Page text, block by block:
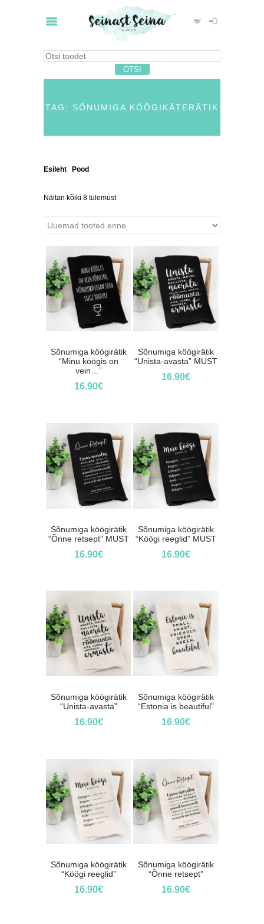
TAG: SÕNUMIGA KÖÖGIKÄTERÄTIK
Esileht Pood
Näitan kõiki 8 tulemust
Sõnumiga köögirätik
“Minu köögis on
vein…”
16.90€
Sõnumiga köögirätik
“Unista-avasta” MUST
16.90€
Sõnumiga köögirätik
“Õnne retsept” MUST
16.90€
Sõnumiga köögirätik
“Köögi reeglid” MUST
16.90€
Sõnumiga köögirätik
“Unista-avasta”
16.90€
Sõnumiga köögirätik
“Estonia is beautiful”
16.90€
Sõnumiga köögirätik
“Köögi reeglid”
16.90€
Sõnumiga köögirätik
“Õnne retsept”
16.90€